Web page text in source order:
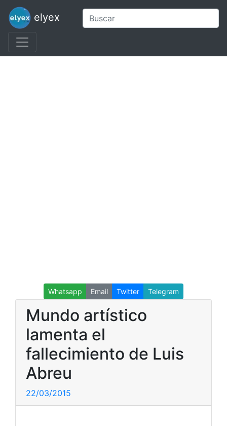
elyex
Whatsapp Email Twitter Telegram
Mundo artístico
lamenta el
fallecimiento de Luis
Abreu
22/03/2015